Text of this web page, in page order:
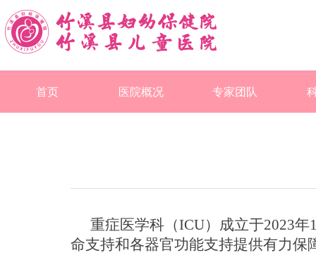
首页 医院概况 专家团队
重症医学科 （ICU） 成立于2023年
命支持和各器官功能支持提供有力保